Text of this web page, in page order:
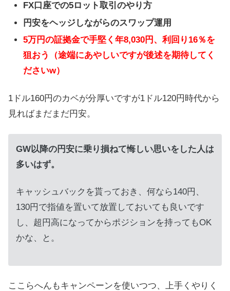
FX口座での5ロット取引のやり方
円安をヘッジしながらのスワップ運用
5万円の証拠金で手堅く年8,030円、利回り16％を
狙おう（途端にあやしいですが後述を期待してく
ださいw）
1ドル160円のカベが分厚いですが1ドル120円時代から
見ればまだまだ円安。
GW以降の円安に乗り損ねて悔しい思いをした人は
多いはず。
キャッシュバックを貰っておき、何なら140円、
130円で指値を置いて放置しておいても良いです
し、超円高になってからポジションを持ってもOK
かな、と。
ここらへんもキャンペーンを使いつつ、上手くやりく